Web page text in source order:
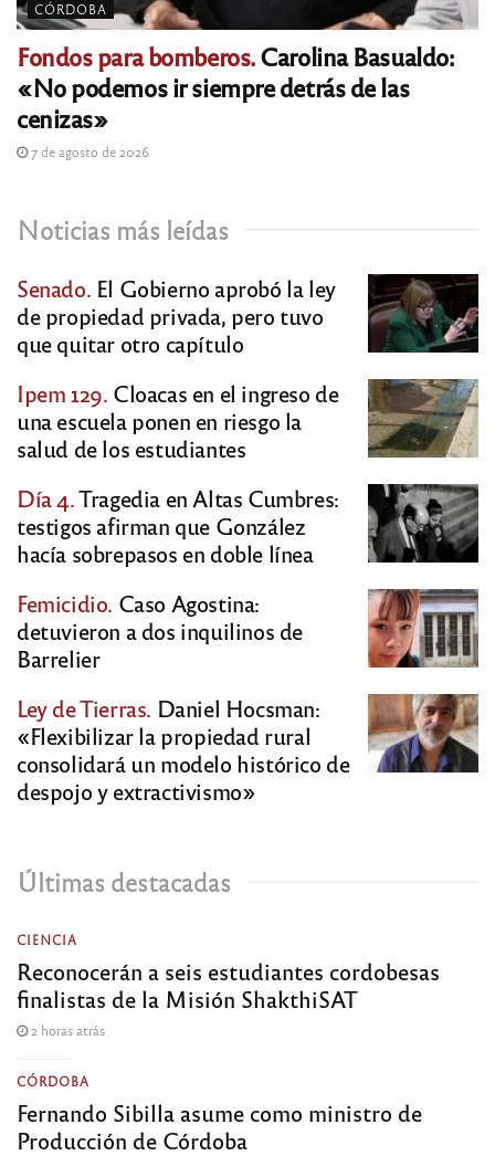
CÓRDOBA
Fondos para bomberos.Carolina Basualdo:
«No podemos ir siempre detrás de las
cenizas»
7 de agosto de 2026
Noticias más leídas
Senado. El Gobierno aprobó la ley
de propiedad privada, pero tuvo
que quitar otro capítulo
Ipem 129. Cloacas en el ingreso de
una escuela ponen en riesgo la
salud de los estudiantes
Día 4.Tragedia en Altas Cumbres:
testigos afirman que González
hacía sobrepasos en doble línea
Femicidio. Caso Agostina:
detuvieron a dos inquilinos de
Barrelier
Ley de Tierras. Daniel Hocsman:
«Flexibilizar la propiedad rural
consolidará un modelo histórico de
despojo y extractivismo»
Últimas destacadas
CIENCIA
Reconocerán a seis estudiantes cordobesas
finalistas de la Misión ShakthiSAT
2 horas atrás
CÓRDOBA
Fernando Sibilla asume como ministro de
Producción de Córdoba